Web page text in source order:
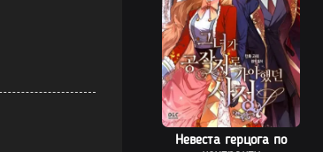
Невеста герцога по